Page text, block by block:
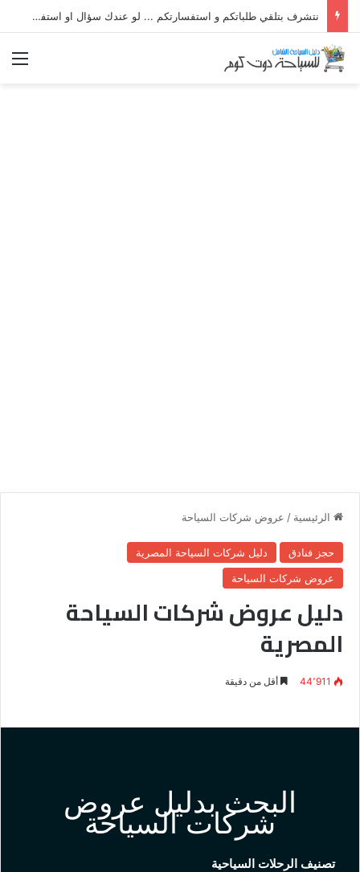
نتشرف بتلقي طلباتكم و استفسارتكم ... لو عندك سؤال او استفسار ماتدرددش فى طلب المساعدة
الرئيسية / عروض شركات السياحة
حجز فنادق
دليل شركات السياحة المصرية
عروض شركات السياحة
دليل عروض شركات السياحة
المصرية
44٬911 أقل من دقيقة
البحث بدليل عروض
شركات السياحة
تصنيف الرحلات السياحية